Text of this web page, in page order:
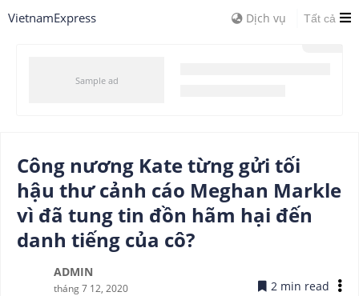
VietnamExpress Dịch vụ Tất cả
Công nương Kate từng gửi tối
hậu thư cảnh cáo Meghan Markle
vì đã tung tin đồn hãm hại đến
danh tiếng của cô?
ADMIN
tháng 7 12, 2020 2 min read